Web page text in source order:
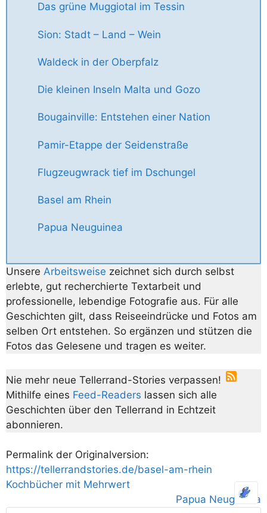
Das grüne Muggiotal im Tessin
Sion: Stadt – Land – Wein
Waldeck in der Oberpfalz
Die kleinen Inseln Malta und Gozo
Bougainville: Entstehen einer Nation
Pamir-Etappe der Seidenstraße
Flugzeugwrack tief im Dschungel
Basel am Rhein
Papua Neuguinea
Unsere Arbeitsweise zeichnet sich durch selbst
erlebte, gut recherchierte Textarbeit und
professionelle, lebendige Fotografie aus. Für alle
Geschichten gilt, dass Reiseeindrücke und Fotos am
selben Ort entstehen. So ergänzen und stützen die
Fotos das Gelesene und tragen es weiter.
Nie mehr neue Tellerrand-Stories verpassen!
Mithilfe eines Feed-Readers lassen sich alle
Geschichten über den Tellerrand in Echtzeit
abonnieren.
Permalink der Originalversion:
https://tellerrandstories.de/basel-am-rhein
Kochbücher mit Mehrwert
Papua Neuguinea